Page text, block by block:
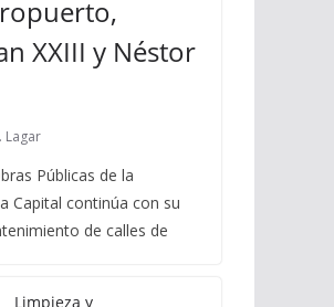
XXIII y Néstor
Lagar
Públicas de la
Capital continúa con su
de calles de
Limpieza y